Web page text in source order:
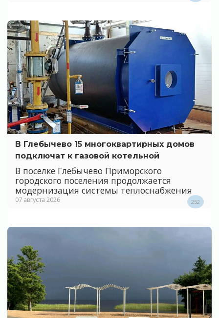
В Глебычево 15 многоквартирных домов
подключат к газовой котельной
В поселке Глебычево Приморского
городского поселения продолжается
модернизация системы теплоснабжения
07 августа 2026 252